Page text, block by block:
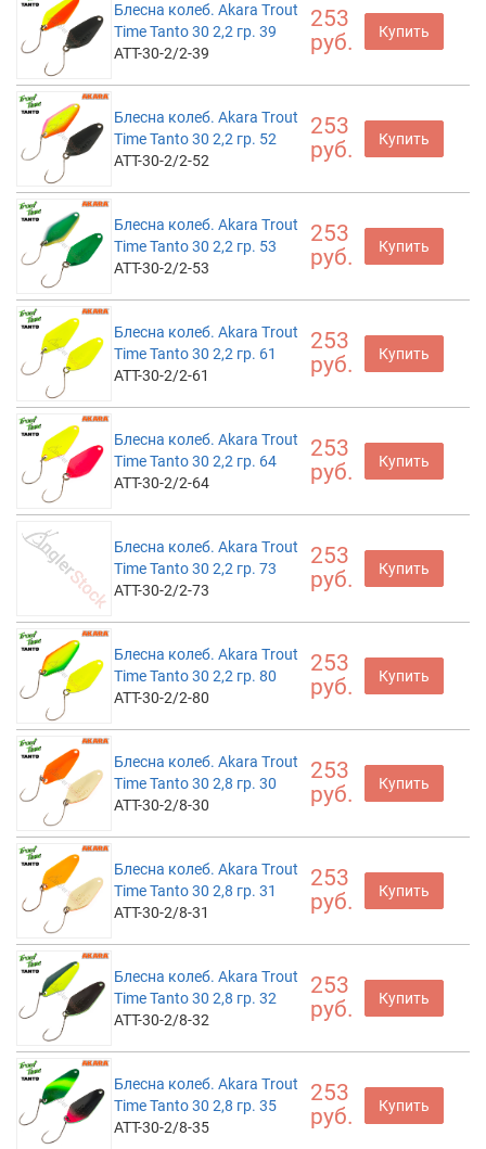
Блесна колеб. Akara Trout
Time Tanto 30 2,2 гр. 39
ATT-30-2/2-39
253
руб.
Купить
Блесна колеб. Akara Trout
Time Tanto 30 2,2 гр. 52
ATT-30-2/2-52
253
руб.
Купить
Блесна колеб. Akara Trout
Time Tanto 30 2,2 гр. 53
ATT-30-2/2-53
253
руб.
Купить
Блесна колеб. Akara Trout
Time Tanto 30 2,2 гр. 61
ATT-30-2/2-61
253
руб.
Купить
Блесна колеб. Akara Trout
Time Tanto 30 2,2 гр. 64
ATT-30-2/2-64
253
руб.
Купить
Блесна колеб. Akara Trout
Time Tanto 30 2,2 гр. 73
ATT-30-2/2-73
253
руб.
Купить
Блесна колеб. Akara Trout
Time Tanto 30 2,2 гр. 80
ATT-30-2/2-80
253
руб.
Купить
Блесна колеб. Akara Trout
Time Tanto 30 2,8 гр. 30
ATT-30-2/8-30
253
руб.
Купить
Блесна колеб. Akara Trout
Time Tanto 30 2,8 гр. 31
ATT-30-2/8-31
253
руб.
Купить
Блесна колеб. Akara Trout
Time Tanto 30 2,8 гр. 32
ATT-30-2/8-32
253
руб.
Купить
Блесна колеб. Akara Trout
Time Tanto 30 2,8 гр. 35
ATT-30-2/8-35
253
руб.
Купить